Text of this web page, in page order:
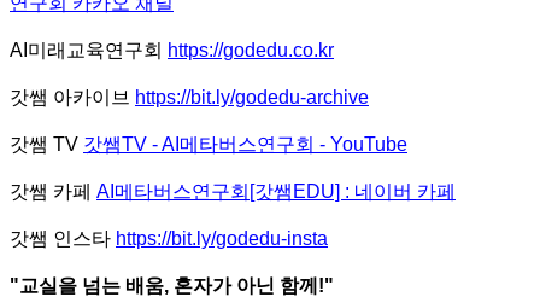
AI미래교육연구회 https://godedu.co.kr
갓쌤 아카이브 https://bit.ly/godedu-archive
갓쌤 TV 갓쌤TV - AI메타버스연구회 - YouTube
갓쌤 카페 AI메타버스연구회[갓쌤EDU] : 네이버 카페
갓쌤 인스타 https://bit.ly/godedu-insta
"교실을 넘는 배움, 혼자가 아닌 함께!"